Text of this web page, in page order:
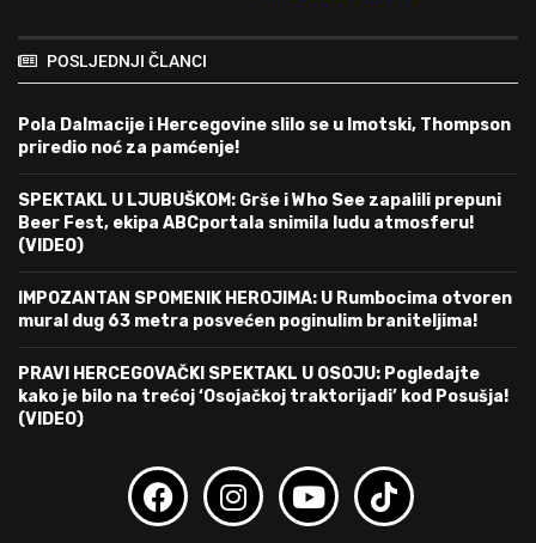
POSLJEDNJI ČLANCI
Pola Dalmacije i Hercegovine slilo se u Imotski, Thompson
priredio noć za pamćenje!
SPEKTAKL U LJUBUŠKOM: Grše i Who See zapalili prepuni
Beer Fest, ekipa ABCportala snimila ludu atmosferu!
(VIDEO)
IMPOZANTAN SPOMENIK HEROJIMA: U Rumbocima otvoren
mural dug 63 metra posvećen poginulim braniteljima!
PRAVI HERCEGOVAČKI SPEKTAKL U OSOJU: Pogledajte
kako je bilo na trećoj ‘Osojačkoj traktorijadi’ kod Posušja!
(VIDEO)